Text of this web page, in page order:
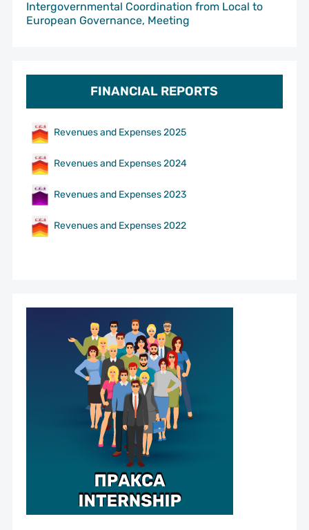
Intergovernmental Coordination from Local to
European Governance, Meeting
FINANCIAL REPORTS
Revenues and Expenses 2025
Revenues and Expenses 2024
Revenues and Expenses 2023
Revenues and Expenses 2022